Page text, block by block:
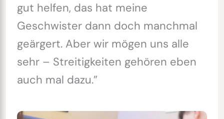
gut helfen, das hat meine
Geschwister dann doch manchmal
geärgert. Aber wir mögen uns alle
sehr – Streitigkeiten gehören eben
auch mal dazu.”